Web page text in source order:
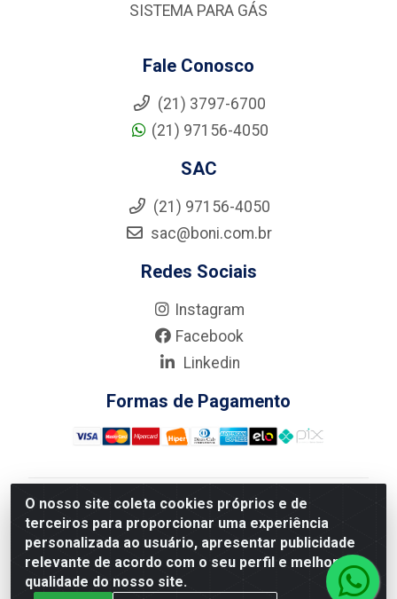
O nosso site coleta cookies próprios e de
terceiros para proporcionar uma experiência
personalizada ao usuário, apresentar publicidade
relevante de acordo com o seu perfil e melhorar a
qualidade do nosso site.
SISTEMA PARA GÁS
Fale Conosco
(21) 3797-6700
(21) 97156-4050
SAC
(21) 97156-4050
sac@boni.com.br
Redes Sociais
Instagram
Facebook
Linkedin
Formas de Pagamento
Nova Boni Distribuidora de Material de Construção LTDA
- Rua Alice Tibiriçá, 330 - Vila Da Penha, Rio de
Janeiro/RJ - CEP: 21.210-110 - CNPJ: 11.003.135/0001-
27